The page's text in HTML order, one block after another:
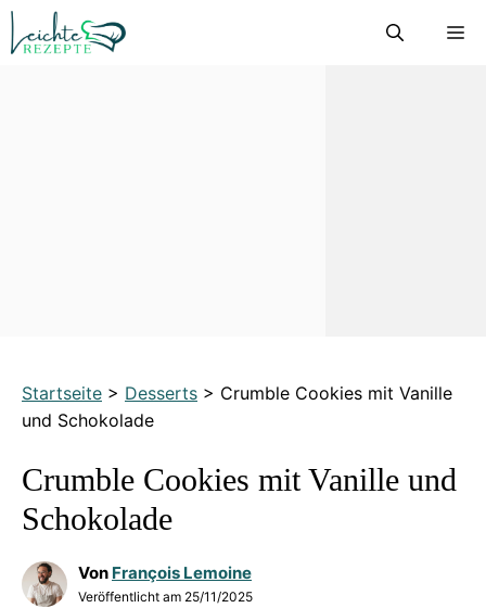
Zum
Inhalt
Startseite > Desserts > Crumble Cookies mit Vanille
und Schokolade
Crumble Cookies mit Vanille und
Schokolade
Von François Lemoine
Veröffentlicht am 25/11/2025